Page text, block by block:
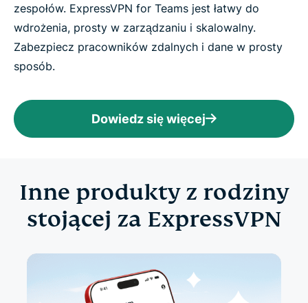
zespołów. ExpressVPN for Teams jest łatwy do
wdrożenia, prosty w zarządzaniu i skalowalny.
Zabezpiecz pracowników zdalnych i dane w prosty
sposób.
Dowiedz się więcej
Inne produkty z rodziny
stojącej za ExpressVPN